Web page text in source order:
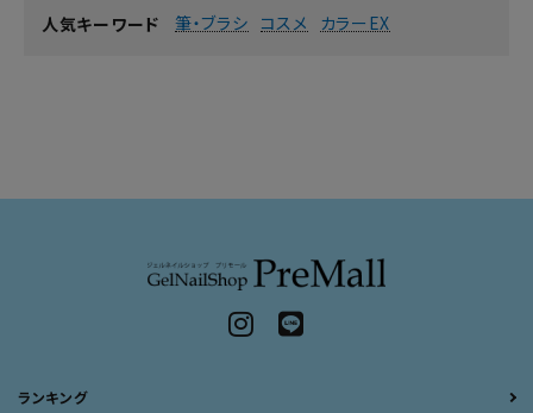
人気キーワード 筆・ブラシ コスメ カラーEX
ランキング